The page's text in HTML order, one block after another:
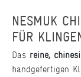
NESMUK
FÜR
Das reine,
handgefertigen